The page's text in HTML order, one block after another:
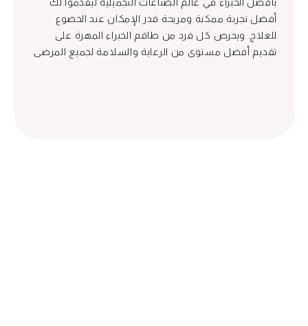
أفضل تجربة ممكنة ومريحة قدر الإمكان عند الخضوع
للعلاج. ويحرص كل فرد من طاقم الخبراء المهرة على
تقديم أفضل مستوى من الرعاية والسلامة لجميع المرضى.